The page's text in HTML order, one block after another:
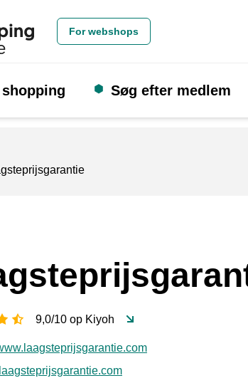
For webshops
Søg efter medlem
[_General:NumberOfStarsPluralFormat]
9,0/10 op Kiyoh
kontaktoplysninger
URL